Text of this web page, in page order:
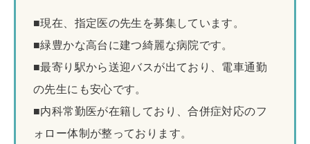
■現在、指定医の先生を募集しています。
■緑豊かな高台に建つ綺麗な病院です。
■最寄り駅から送迎バスが出ており、電車通勤
の先生にも安心です。
■内科常勤医が在籍しており、合併症対応のフ
ォロー体制が整っております。